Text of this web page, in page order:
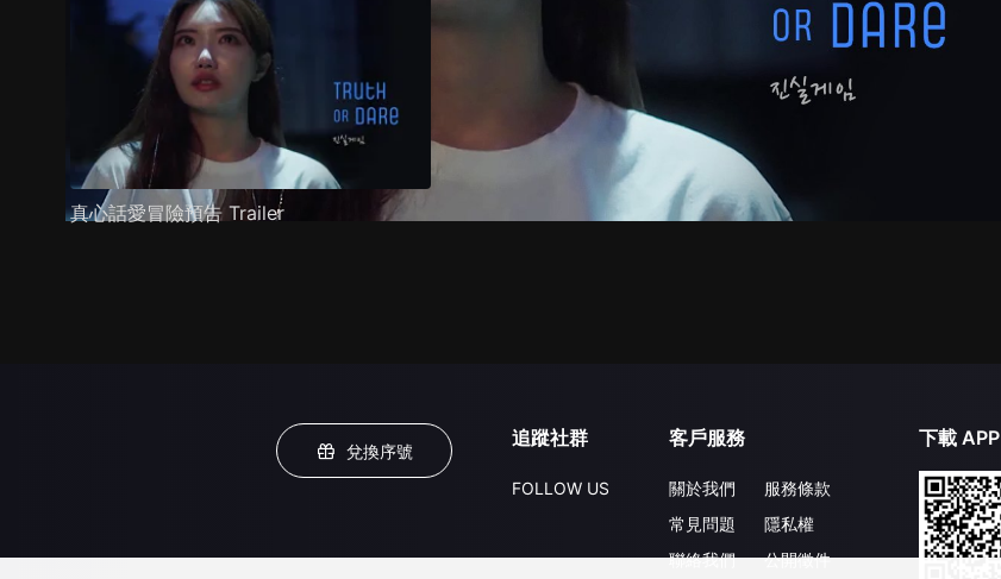
真心話愛冒險預告 Trailer
兌換序號
追蹤社群
FOLLOW US
客戶服務
關於我們
常見問題
聯絡我們
服務條款
隱私權
公開徵件
下載 APP